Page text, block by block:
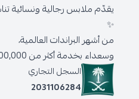
يقدّم ملابس رجالية ونسائية
✨
من أشهر البراندات العالمية،
وسعداء بخدمة أكثر من 300,000 عميل حول المملكة.
السجل التجاري
2031106284